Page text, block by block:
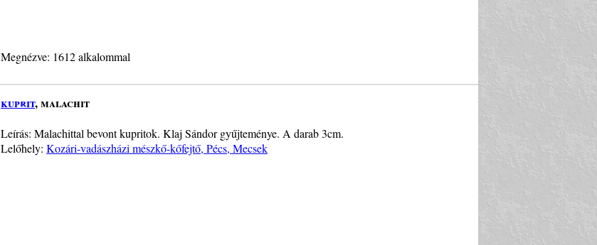
Megnézve: 1612 alkalommal
kuprit, malachit
Leírás: Malachittal bevont kupritok. Klaj Sándor gyűjteménye. A darab 3cm.
Lelőhely: Kozári-vadászházi mészkő-kőfejtő, Pécs, Mecsek